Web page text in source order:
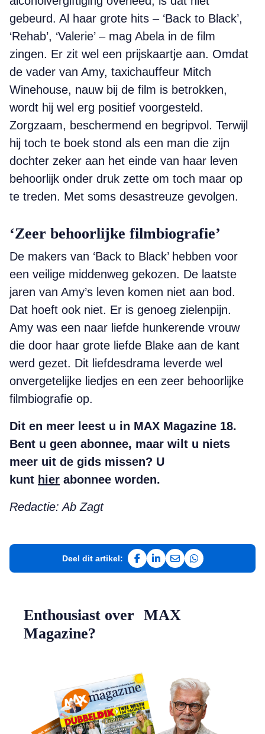
gebeurd. Al haar grote hits – ‘Back to Black’,
‘Rehab’, ‘Valerie’ – mag Abela in de film
zingen. Er zit wel een prijskaartje aan. Omdat
de vader van Amy, taxichauffeur Mitch
Winehouse, nauw bij de film is betrokken,
wordt hij wel erg positief voorgesteld.
Zorgzaam, beschermend en begripvol. Terwijl
hij toch te boek stond als een man die zijn
dochter zeker aan het einde van haar leven
behoorlijk onder druk zette om toch maar op
te treden. Met soms desastreuze gevolgen.
‘Zeer behoorlijke filmbiografie’
De makers van ‘Back to Black’ hebben voor
een veilige middenweg gekozen. De laatste
jaren van Amy’s leven komen niet aan bod.
Dat hoeft ook niet. Er is genoeg zielenpijn.
Amy was een naar liefde hunkerende vrouw
die door haar grote liefde Blake aan de kant
werd gezet. Dit liefdesdrama leverde wel
onvergetelijke liedjes en een zeer behoorlijke
filmbiografie op.
Dit en meer leest u in MAX Magazine 18.
Bent u geen abonnee, maar wilt u niets
meer uit de gids missen? U
kunt hier abonnee worden.
Redactie: Ab Zagt
Deel dit artikel:
Deel op Facebook
Deel op LinkedIn
Deel via e-mail
Deel via
Enthousiast over MAX
Magazine?